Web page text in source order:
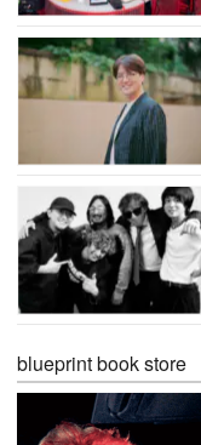
blueprint book store